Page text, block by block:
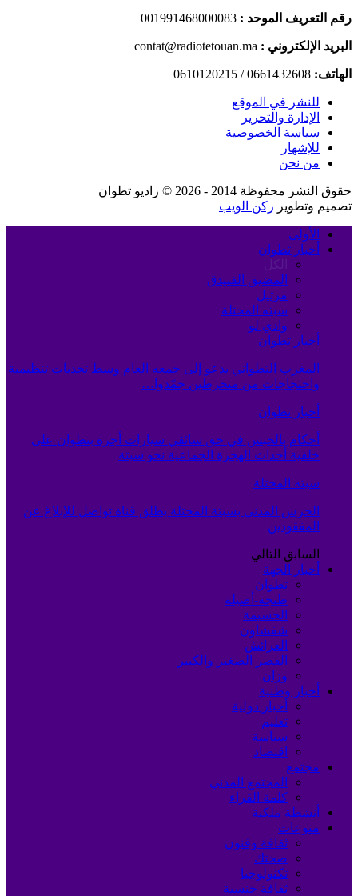
رقم التعريف الموحد : 001991468000083
البريد الإلكتروني : contat@radiotetouan.ma
الهاتف: 0661432608 / 0610120215
للنشر في الموقع
الإدارة والتحرير
سياسة الخصوصية
للإشهار
من نحن
حقوق النشر محفوظة 2014 - 2026 © راديو تطوان
تصميم وتطوير ركن الويب
الأولى
أخبار تطوان
الكل
المضيق الفنيدق
مرتيل
سبته المحتلة
وادي لو
أخبار تطوان
المغرب التطواني يدعو إلى جمعه العام وسط تحديات تنظيمية
واحتجاجات من منخرطين جمّدوا…
أخبار تطوان
أحكام بالحبس في حق سائقي سيارات أجرة بتطوان على
خلفية أحداث الهجرة الجماعية نحو سبتة
سبته المحتلة
الحرس المدني بسبتة المحتلة يطلق قناة تواصل للإبلاغ عن
المفقودين
السابق التالي
أخبار الجهة
تطوان
طنجة-أصيلة
الحسيمة
شفشاون
العرائش
القصر الصغير والكبير
وزان
أخبار وطنية
أخبار دولية
تعليم
سياسة
اقتصاد
مجتمع
المجتمع المدني
كلمة القراء
أنشطة ملكية
منوعات
ثقافة وفنون
صحتك
تكنولوجيا
ثقافة جنسية